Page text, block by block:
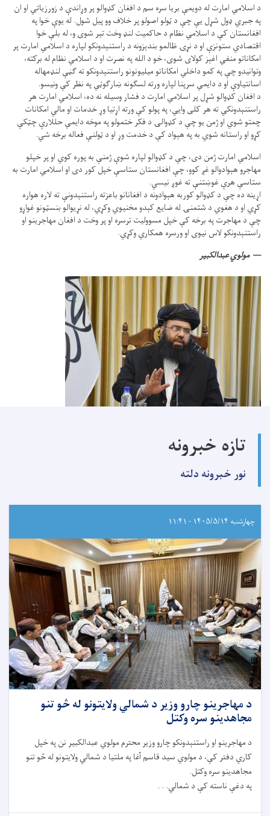
د اسلامي امارت له دویمې بریا سره سم د افغان کډوالو پر وړاندې د زورزیاتي او ان
په جبري ډول شړل یې چې د ټولو اصولو پر خلاف وو پیل شول. له یوې خوا په
افغانستان کې د اسلامي نظام د حاکمیت لنډ وخت تېر شوی و، له بلې خوا
اقتصادي ستونزې او د نړۍ ظالمو بندېزونه د راستنېدونکو لپاره د اسلامي امارت پر
امکاناتو منفي اغېز کولای شوی، خو د الله په نصرت او د اسلامي نظام له برکته،
وتوانیدو چې په کمو داخلي امکاناتو میلیونونو راستنېدونکو ته ګڼې لنډمهاله
اسانتیاوې او د دایمي سرپنا لپاره ورته لسګونه ښارګوټي په نظر کې ونیسو.
د افغان کډوالو شړل پر اسلامي امارت د فشار وسیله نه ده، اسلامي امارت هر
راستنېدونکي ته هر کلی وايي، په پولو کې ورته اړتیا وړ خدمات او مالي امکانات
چمتو شوي او ژمن یو چې د کډوالۍ د فکر ختمولو په موخه دایمي حللارې چټکې
کړو او راستانه شوي به په هېواد کې د خدمت وړ او د ټولنې فعاله برخه شي.
اسلامي امارت ژمن دی، چې د کډوالو لپاره شوې ژمنې به پوره کوي او پر خپلو
مهاجرو هېوادوالو غږ کوو، چې افغانستان ستاسې خپل کور دی او اسلامي امارت به
ستاسې هرې غوښتنې ته غوږ نیسي.
اړینه ده چې د کډوالو کوربه هېوادونه د افغانانو باعزته راستنېدونې ته لاره هواره
کړي او د هغوي د شتمنۍ له ضایع کېدو مخنیوي وکړي، له نړیوالو بنسټونو غواړو
چې د مهاجرت په برخه کې خپل مسوولیت ترسره او پر وخت د افغان مهاجرینو او
راستنېدونکو لاس نیوی او ورسره همکاري وکړي.
مولوي عبدالکبیر
تازه خبرونه
نور خبرونه دلته
چهارشنبه ۱۴۰۵/۵/۱۴ - ۱۱:۴۱
د مهاجرینو چارو وزیر د شمالي ولایتونو له څو تنو
مجاهدینو سره وکتل
د مهاجرینو او راستنېدونکو چارو وزیر محترم مولوي عبدالکبیر نن په خپل
کاري دفتر کې، د مولوي سید قاسم آغا په ملتیا د شمالي ولایتونو له څو تنو
مجاهدینو سره وکتل.
په دغې ناسته کې د شمالي. . .